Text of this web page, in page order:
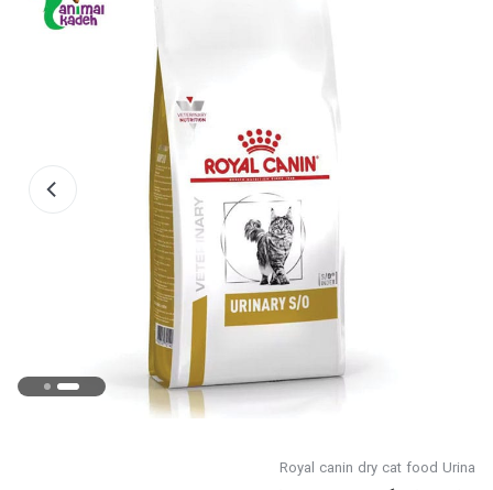
Royal canin dry cat food Urina